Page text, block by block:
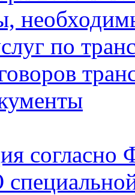
по
согласно